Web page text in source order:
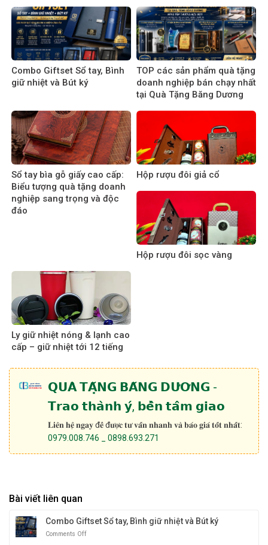
Combo Giftset Sổ tay, Bình
giữ nhiệt và Bút ký
TOP các sản phẩm quà tặng
doanh nghiệp bán chạy nhất
tại Quà Tặng Băng Dương
Sổ tay bìa gỗ giấy cao cấp:
Biểu tượng quà tặng doanh
nghiệp sang trọng và độc
đáo
Hộp rượu đôi giả cổ
Hộp rượu đôi sọc vàng
Ly giữ nhiệt nóng & lạnh cao
cấp – giữ nhiệt tới 12 tiếng
𝗤𝗨𝗔̀ 𝗧𝗔̣̆𝗡𝗚 𝗕𝗔̆𝗡𝗚 𝗗𝗨̛𝗢̛𝗡𝗚 -
𝗧𝗿𝗮𝗼 𝘁𝗵𝗮̀𝗻𝗵 𝘆́, 𝗯𝗲̂̀𝗻 𝘁𝗮̂𝗺 𝗴𝗶𝗮𝗼
𝐋𝐢𝐞̂𝐧 𝐡𝐞̣̂ 𝐧𝐠𝐚𝐲 đ𝐞̂̉ đ𝐮̛𝐨̛̣𝐜 𝐭𝐮̛ 𝐯𝐚̂́𝐧 𝐧𝐡𝐚𝐧𝐡 𝐯𝐚̀ 𝐛𝐚́𝐨 𝐠𝐢𝐚́ 𝐭𝐨̂́𝐭 𝐧𝐡𝐚̂́𝐭:
0979.008.746 _ 0898.693.271
Bài viết liên quan
Combo Giftset Sổ tay, Bình giữ nhiệt và Bút ký
Comments Off